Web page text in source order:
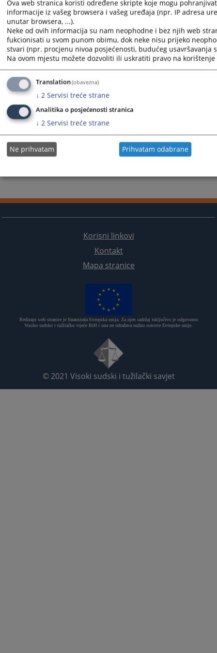
ponovo je izabravši za članicu VSTS-a BiH u julu 2023. godine.
Prikazana vijest je na: Srpski jezik
Vijest dostupna još na: Bosanski jezik Hrvatski jezik
932PREGLEDA
Korisni linkovi
Kontakt
Mapa stranice
Redizajn web stranice je finansirala Evropska unija. Za njen sadržaj isključivo je odgovorno
Visoko sudsko i tužilačko vijeće BiH i ona ne odražava nužno stavove Evropske unije.
© 2021 Visoki sudski i tužilački savjet
Ova web stranica koristi određene skripte koje mogu
informacije iz vašeg browsera i vašeg uređaja (npr. IP adresa
unutar browsera, ...).
Neke od ovih informacija su nam neophodne i bez njih web
fukcionisati u svom punom obimu, dok neke nisu prijeko
stvari (npr. procjenu nivoa posjećenosti, budućeg usavršavanja
Na ovom mjestu možete dozvoliti ili uskratiti pravo na
Translation(obavezna)
↓ 2 Servisi treće strane
Analitika o posjećenosti stranica
↓ 2 Servisi treće strane
Ne prihvatam Prihvatam odabrane